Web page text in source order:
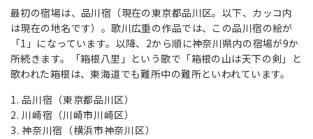
最初の宿場は、品川宿（現在の東京都品川区。以下、カッコ内
は現在の地名です）。歌川広重の作品では、この品川宿の絵が
「1」になっています。以降、2から順に神奈川県内の宿場が9か
所続きます。「箱根八里」という歌で「箱根の山は天下の剣」と
歌われた箱根は、東海道でも難所中の難所といわれています。
品川宿（東京都品川区）
川崎宿（川崎市川崎区）
神奈川宿（横浜市神奈川区）